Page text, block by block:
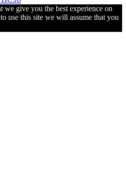
we give you the best experience on
use this site we will assume that you